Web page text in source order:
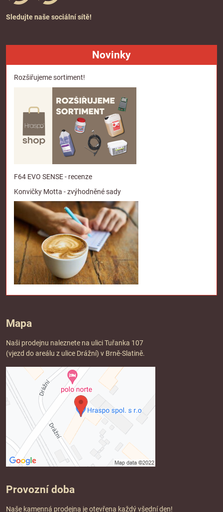
Sledujte naše sociální sítě!
Novinky
Rozšiřujeme sortiment!
F64 EVO SENSE - recenze
Konvičky Motta - zvýhodněné sady
Mapa
Naši prodejnu naleznete na ulici Tuřanka 107
(vjezd do areálu z ulice Drážní) v Brně-Slatině.
Provozní doba
Naše kamenná prodejna je otevřena každý všední den!